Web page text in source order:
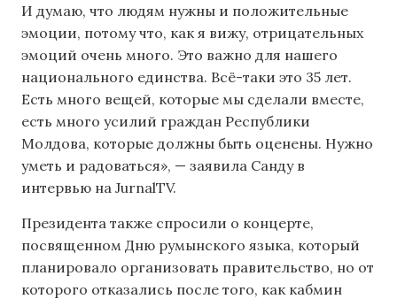
И думаю, что людям нужны и положительные
эмоции, потому что, как я вижу, отрицательных
эмоций очень много. Это важно для нашего
национального единства. Всё-таки это 35 лет.
Есть много вещей, которые мы сделали вместе,
есть много усилий граждан Республики
Молдова, которые должны быть оценены. Нужно
уметь и радоваться», — заявила Санду в
интервью на JurnalTV.
Президента также спросили о концерте,
посвященном Дню румынского языка, который
планировало организовать правительство, но от
которого отказались после того, как кабмин